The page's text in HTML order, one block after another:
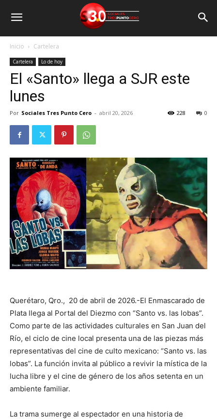
Inicio Cartelera
Cartelera Lo de hoy
El «Santo» llega a SJR este
lunes
Por Sociales Tres Punto Cero - abril 20, 2026 0
228
Querétaro, Qro., 20 de abril de 2026.-El Enmascarado de
Plata llega al Portal del Diezmo con “Santo vs. las lobas”.
Como parte de las actividades culturales en San Juan del
Río, el ciclo de cine local presenta una de las piezas más
representativas del cine de culto mexicano: “Santo vs. las
lobas”. La función invita al público a revivir la mística de la
lucha libre y el cine de género de los años setenta en un
ambiente familiar.
La trama sumerge al espectador en una historia de